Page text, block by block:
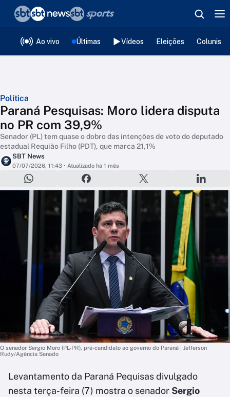
Ao vivo Últimas Vídeos Eleições
Política
Paraná Pesquisas: Moro lidera disputa
no PR com 39,9%
Senador (PL) tem quase o dobro das intenções de voto do deputado
estadual Requião Filho (PDT), que marca 21,1%
SBT News
07/07/2026, 11:43 • Atualizado há 1 mês
O senador Sergio Moro (PL-PR), pré-candidato ao governo do Paraná | Jefferson
Rudy/Agência Senado
Levantamento da Paraná Pequisas divulgado
nesta terça-feira (7) mostra o senador Sergio
❮voltar
Editorias